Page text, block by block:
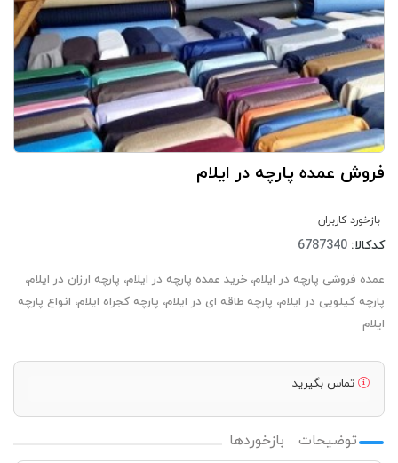
فروش عمده پارچه در ایلام
بازخورد کاربران
کدکالا:
عمده فروشی پارچه در ایلام، خرید عمده پارچه در ایلام، پارچه ارزان در ایلام،
پارچه کیلویی در ایلام، پارچه طاقه ای در ایلام، پارچه کجراه ایلام، انواع پارچه
ایلام
تماس بگیرید
توضیحات بازخوردها